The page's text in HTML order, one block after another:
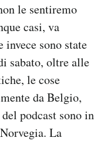
le sentiremo
casi, va
sono state
sabato, oltre alle
le cose
da Belgio,
podcast sono in
La